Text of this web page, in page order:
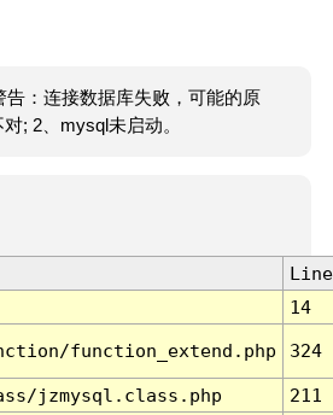
告：连接数据库失败，可能的原
; 2、mysql未启动。
Line
14
function_extend.php 324
jzmysql.class.php
211